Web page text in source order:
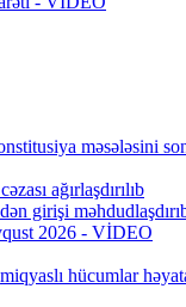
məsələsini
ağırlaşdırılıb
girişi
2026 - VİDEO
hücumlar